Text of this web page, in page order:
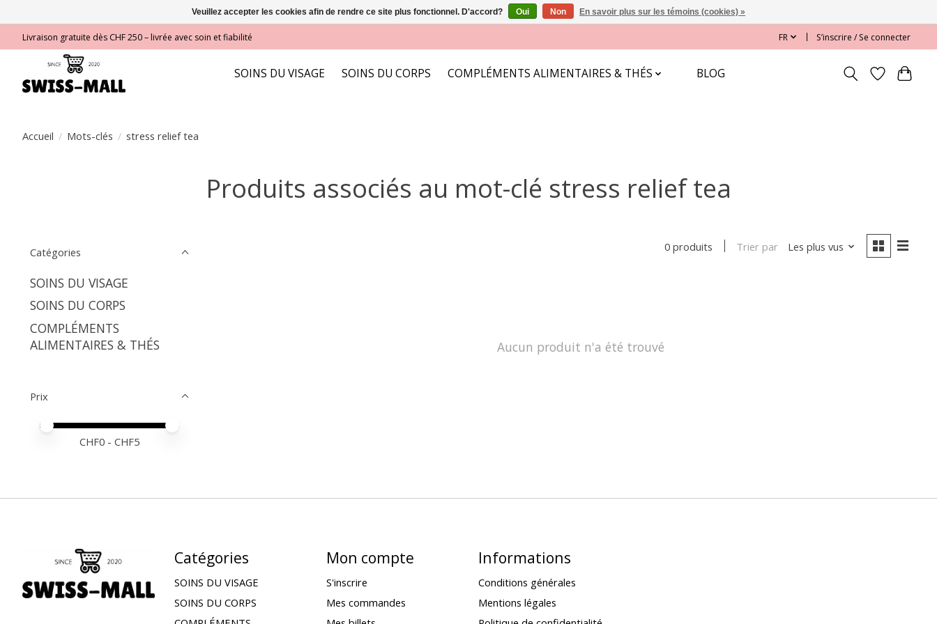
Livraison gratuite dès CHF 250 – livrée avec soin et fiabilité FR S’inscrire / Se connecter
SOINS DU VISAGE SOINS DU CORPS COMPLÉMENTS ALIMENTAIRES & THÉS BLOG
Accueil / Mots-clés / stress relief tea
Produits associés au mot-clé stress relief tea
Catégories
SOINS DU VISAGE
SOINS DU CORPS
COMPLÉMENTS
ALIMENTAIRES & THÉS
Prix
Prix minimum
Price maximum value
CHF0 - CHF5
0 produits Trier par Les plus vus
Aucun produit n'a été trouvé
Catégories
SOINS DU VISAGE
SOINS DU CORPS
Mon compte
S'inscrire
Mes commandes
Informations
Conditions générales
Mentions légales
Veuillez accepter les cookies afin de rendre ce site plus fonctionnel. D'accord? Oui Non En savoir plus sur les témoins (cookies) »